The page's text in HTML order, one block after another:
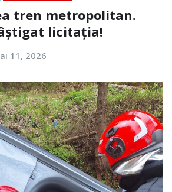
tren metropolitan.
licitația!
11, 2026